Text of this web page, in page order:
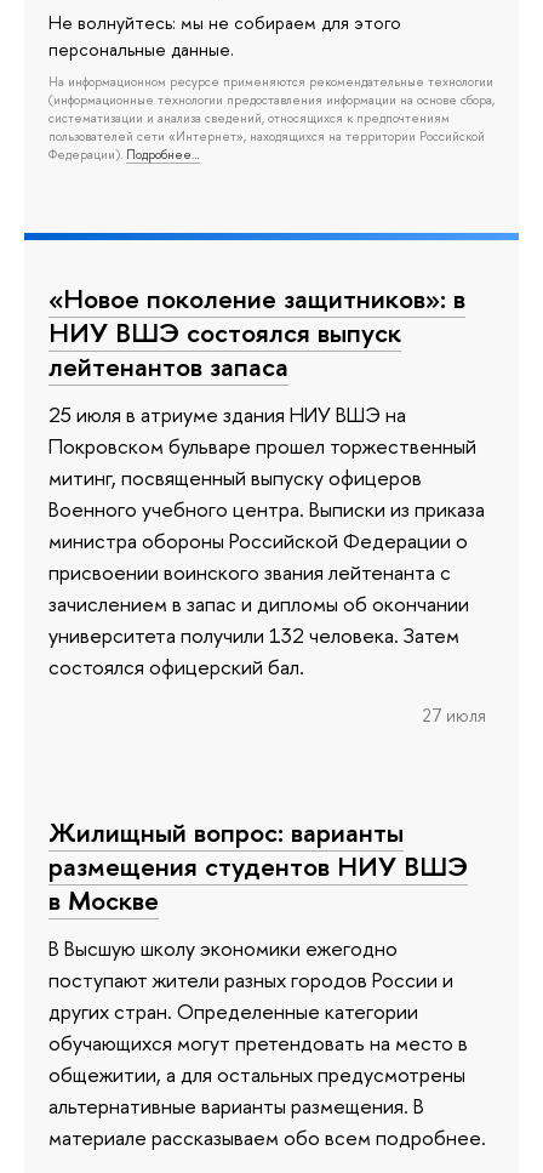
Не волнуйтесь: мы не собираем для этого
персональные данные.
На информационном ресурсе применяются рекомендательные технологии
(информационные технологии предоставления информации на основе сбора,
систематизации и анализа сведений, относящихся к предпочтениям
пользователей сети «Интернет», находящихся на территории Российской
Федерации). Подробнее…
«Новое поколение защитников»: в
НИУ ВШЭ состоялся выпуск
лейтенантов запаса
25 июля в атриуме здания НИУ ВШЭ на
Покровском бульваре прошел торжественный
митинг, посвященный выпуску офицеров
Военного учебного центра. Выписки из приказа
министра обороны Российской Федерации о
присвоении воинского звания лейтенанта с
зачислением в запас и дипломы об окончании
университета получили 132 человека. Затем
состоялся офицерский бал.
27 июля
Жилищный вопрос: варианты
размещения студентов НИУ ВШЭ
в Москве
В Высшую школу экономики ежегодно
поступают жители разных городов России и
других стран. Определенные категории
обучающихся могут претендовать на место в
общежитии, а для остальных предусмотрены
альтернативные варианты размещения. В
материале рассказываем обо всем подробнее.